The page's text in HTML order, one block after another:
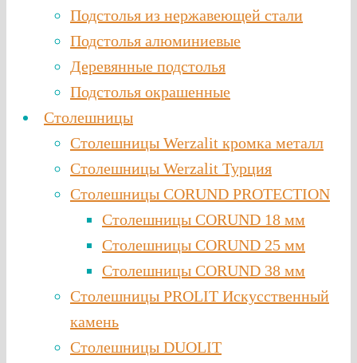
Подстолья из нержавеющей стали
Подстолья алюминиевые
Деревянные подстолья
Подстолья окрашенные
Столешницы
Столешницы Werzalit кромка металл
Столешницы Werzalit Турция
Столешницы CORUND PROTECTION
Столешницы CORUND 18 мм
Столешницы CORUND 25 мм
Столешницы CORUND 38 мм
Столешницы PROLIT Искусственный
камень
Столешницы DUOLIT